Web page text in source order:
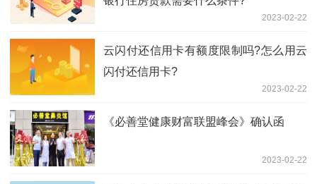
2023-02-22
云闪付还信用卡有额度限制吗?怎么用云
闪付还信用卡?
2023-02-22
《必善堂健康财富联盟峰会》确认函
2023-02-22